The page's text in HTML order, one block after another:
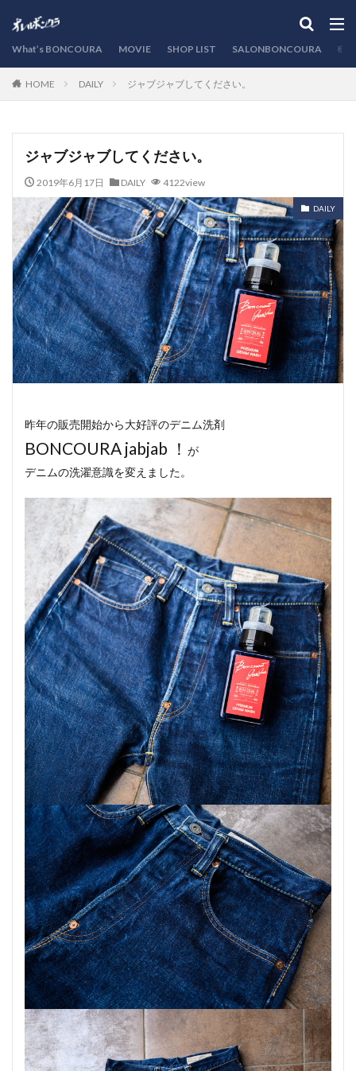
What’s BONCOURA MOVIE SHOP LIST SALONBONCOURA
HOME DAILY ジャブジャブしてください。
ジャブジャブしてください。
2019年6月17日 DAILY 4122view
DAILY
昨年の販売開始から大好評のデニム洗剤
BONCOURA jabjab ！ が
デニムの洗濯意識を変えました。
カテゴリー
検索